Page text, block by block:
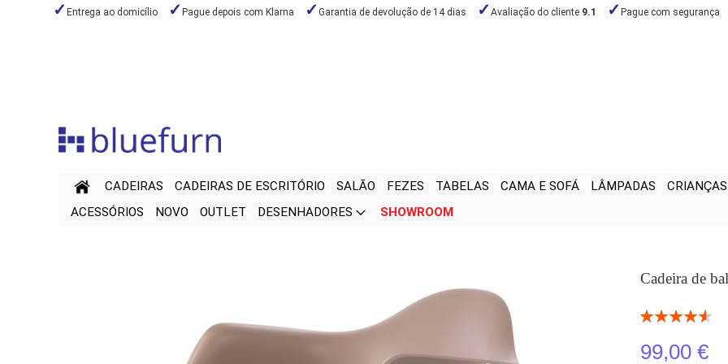
Entrega ao domicílio Pague depois com Klarna Garantia de devolução de 14 dias Avaliação do cliente 9.1 Pague com segurança
Conteúdo
CADEIRAS CADEIRAS DE ESCRITÓRIO SALÃO FEZES TABELAS CAMA E SOFÁ LÂMPADAS CRIANÇAS
ACESSÓRIOS
NOVO OUTLET DESENHADORES SHOWROOM
Cadeira de
Classificação:
99,00 €